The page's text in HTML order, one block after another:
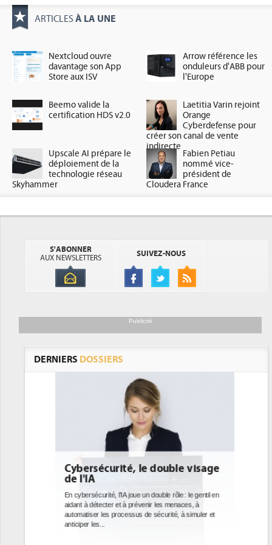
ARTICLES À LA UNE
Nextcloud ouvre
davantage son App
Store aux ISV
Arrow référence les
onduleurs d'ABB pour
l'Europe
Beemo valide la
certification HDS v2.0
Laetitia Varin rejoint
Orange
Cyberdefense pour
créer son canal de vente
indirecte
Upscale AI prépare le
déploiement de la
technologie réseau
Skyhammer
Fabien Petiau
nommé vice-
président de
Cloudera France
S'ABONNER
AUX NEWSLETTERS
SUIVEZ-NOUS
Publicité
DERNIERS DOSSIERS
DEE: l'efficacité énergétique
bientôt une obligation pour les
datacenters
Des datacenters plus durables et plus efficaces, c'est
ce que recherchent les pouvoirs publics européens
avec la mise en oeuvre de la nouvelle Directive sur